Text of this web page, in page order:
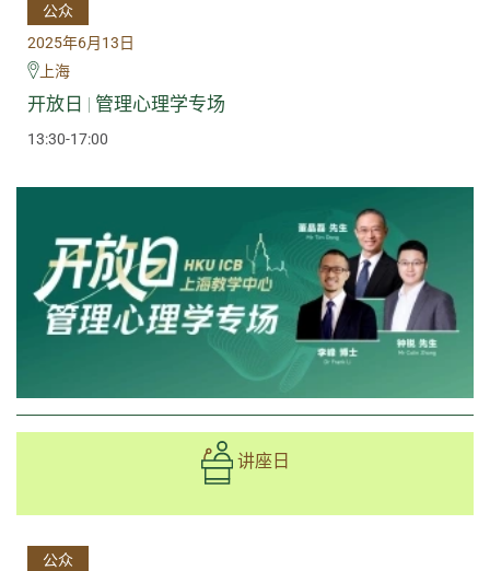
公众
2025年6月13日
上海
开放日 | 管理心理学专场
13:30-17:00
讲座日
公众